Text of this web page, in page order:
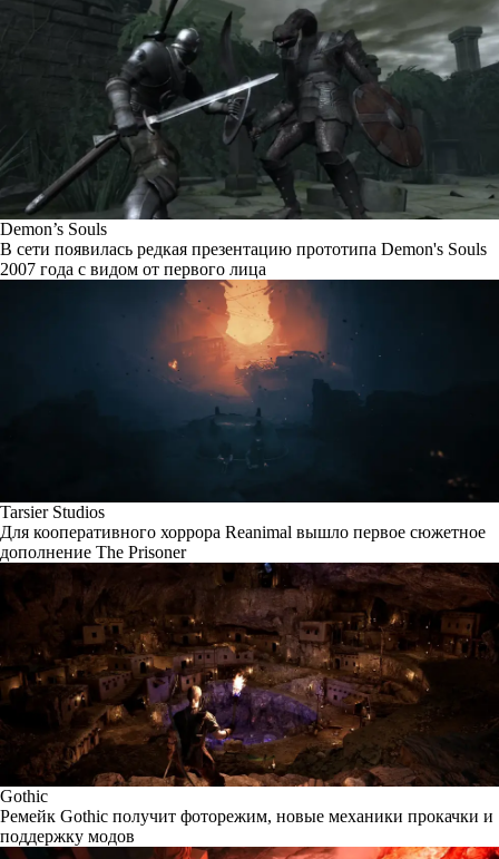
Demon’s Souls
В сети появилась редкая презентацию прототипа Demon's Souls
2007 года с видом от первого лица
Tarsier Studios
Для кооперативного хоррора Reanimal вышло первое сюжетное
дополнение The Prisoner
Gothic
Ремейк Gothic получит фоторежим, новые механики прокачки и
поддержку модов